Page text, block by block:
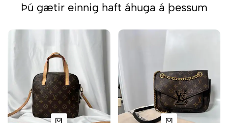
Þú gætir einnig haft áhuga á þessum